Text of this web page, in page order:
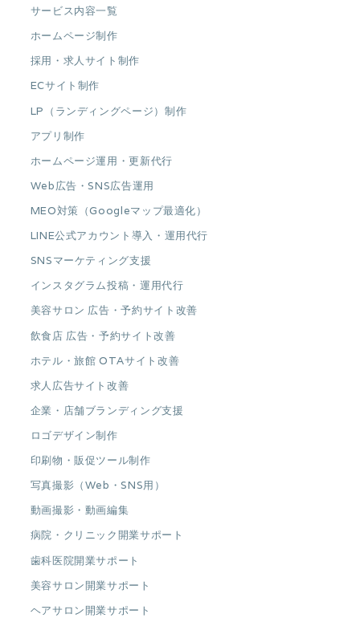
サービス内容一覧
ホームページ制作
採用・求人サイト制作
ECサイト制作
LP（ランディングページ）制作
アプリ制作
ホームページ運用・更新代行
Web広告・SNS広告運用
MEO対策（Googleマップ最適化）
LINE公式アカウント導入・運用代行
SNSマーケティング支援
インスタグラム投稿・運用代行
美容サロン 広告・予約サイト改善
飲食店 広告・予約サイト改善
ホテル・旅館 OTAサイト改善
求人広告サイト改善
企業・店舗ブランディング支援
ロゴデザイン制作
印刷物・販促ツール制作
写真撮影（Web・SNS用）
動画撮影・動画編集
病院・クリニック開業サポート
歯科医院開業サポート
美容サロン開業サポート
ヘアサロン開業サポート